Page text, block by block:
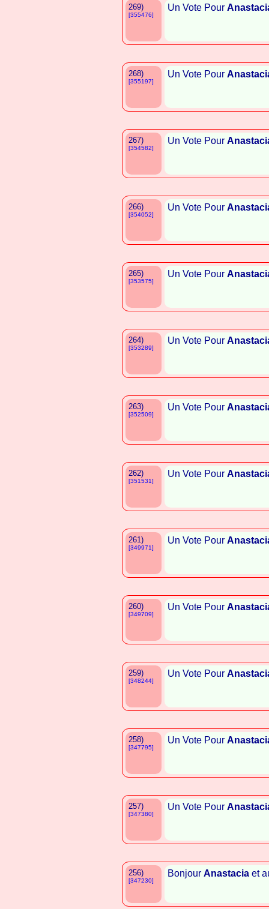
269)
[355476]
Un Vote Pour
268)
[355197]
Un Vote Pour
267)
[354582]
Un Vote Pour
266)
[354052]
Un Vote Pour
265)
[353575]
Un Vote Pour
264)
[353289]
Un Vote Pour
263)
[352509]
Un Vote Pour
262)
[351531]
Un Vote Pour
261)
[349971]
Un Vote Pour
260)
[349709]
Un Vote Pour
259)
[348244]
Un Vote Pour
258)
[347795]
Un Vote Pour
257)
[347380]
Un Vote Pour
256)
[347230]
Bonjour Anastacia et